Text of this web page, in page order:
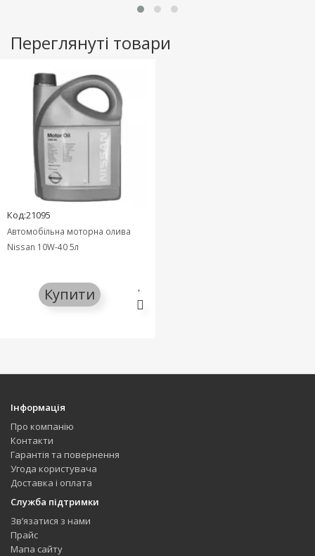
Переглянуті товари
Код:21095
Автомобільна моторна олива
Nissan 10W-40 5л
Купити
Інформація
Про компанію
Контакти
Гарантія та повернення
Угода користувача
Доставка і оплата
Служба підтримки
Зв’язатися з нами
Прайс
Мапа сайту